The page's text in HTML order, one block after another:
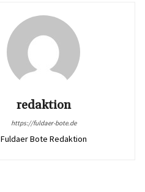
redaktion
https://fuldaer-bote.de
Fuldaer Bote Redaktion